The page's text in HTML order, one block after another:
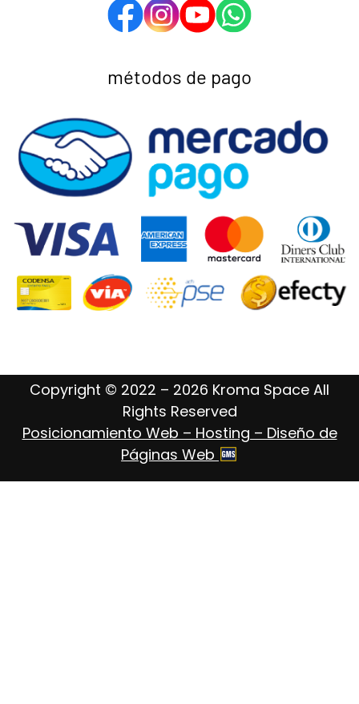
métodos de pago
Copyright © 2022 – 2026 Kroma Space All
Rights Reserved
Posicionamiento Web – Hosting – Diseño de
Páginas Web